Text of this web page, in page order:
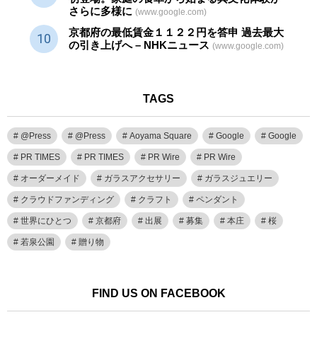
さらに多様に (www.google.com)
京都府の最低賃金１１２２円を答申 過去最大
の引き上げへ – NHKニュース (www.google.com)
TAGS
@Press @Press Aoyama Square Google Google
PR TIMES PR TIMES PR Wire PR Wire
オーダーメイド ガラスアクセサリー ガラスジュエリー
クラウドファンディング クラフト ペンダント
世界にひとつ 京都府 出展 募集 本庄 桜
若泉公園 贈り物
FIND US ON FACEBOOK